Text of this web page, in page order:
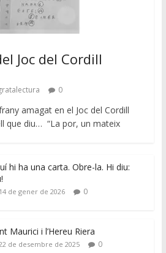
Joc del Cordill
0
amagat en el Joc del Cordill
que diu… “La por, un mateix
hi ha una carta. Obre-la. Hi diu:
14 de gener de 2026 0
Maurici i l’Hereu Riera
de desembre de 2025 0